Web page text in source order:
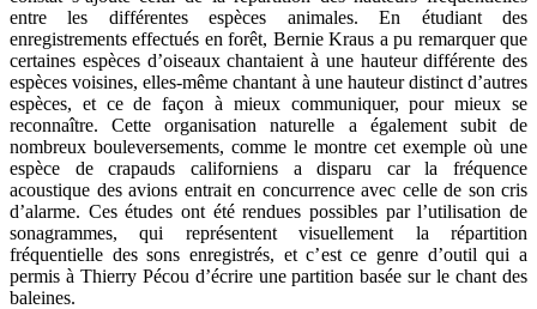
entre les différentes espèces animales. En étudiant des
enregistrements effectués en forêt, Bernie Kraus a pu remarquer que
certaines espèces d’oiseaux chantaient à une hauteur différente des
espèces voisines, elles-même chantant à une hauteur distinct d’autres
espèces, et ce de façon à mieux communiquer, pour mieux se
reconnaître. Cette organisation naturelle a également subit de
nombreux bouleversements, comme le montre cet exemple où une
espèce de crapauds californiens a disparu car la fréquence
acoustique des avions entrait en concurrence avec celle de son cris
d’alarme. Ces études ont été rendues possibles par l’utilisation de
sonagrammes, qui représentent visuellement la répartition
fréquentielle des sons enregistrés, et c’est ce genre d’outil qui a
permis à Thierry Pécou d’écrire une partition basée sur le chant des
baleines.